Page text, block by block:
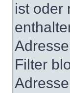
ist oder
Filter